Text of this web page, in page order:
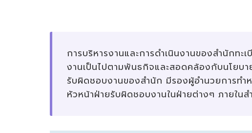
การบริหารงานและการดำเนินงานของสำนักท
งานเป็นไปตามพันธกิจและสอดคล้องกับนโยบ
รับผิดชอบงานของสำนัก มีรองผู้อำนวยการทำ
หัวหน้าฝ่ายรับผิดชอบงานในฝ่ายต่างๆ ภายใน